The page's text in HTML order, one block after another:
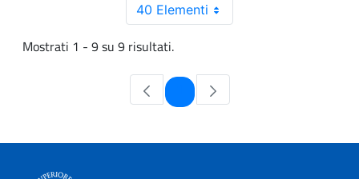
40 Elementi
Mostrati 1 - 9 su 9 risultati.
Pagina